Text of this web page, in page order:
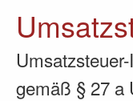
gemäß § 27 a